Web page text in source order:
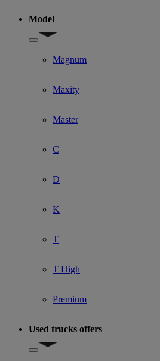
Model
Show submenu for Model
Magnum
Maxity
Master
C
D
K
T
T High
Premium
Used trucks offers
Show submenu for Used trucks offers